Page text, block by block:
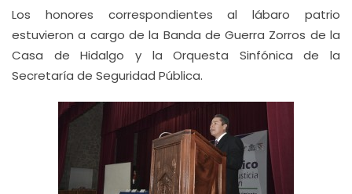
Los honores correspondientes al lábaro patrio
estuvieron a cargo de la Banda de Guerra Zorros de la
Casa de Hidalgo y la Orquesta Sinfónica de la
Secretaría de Seguridad Pública.